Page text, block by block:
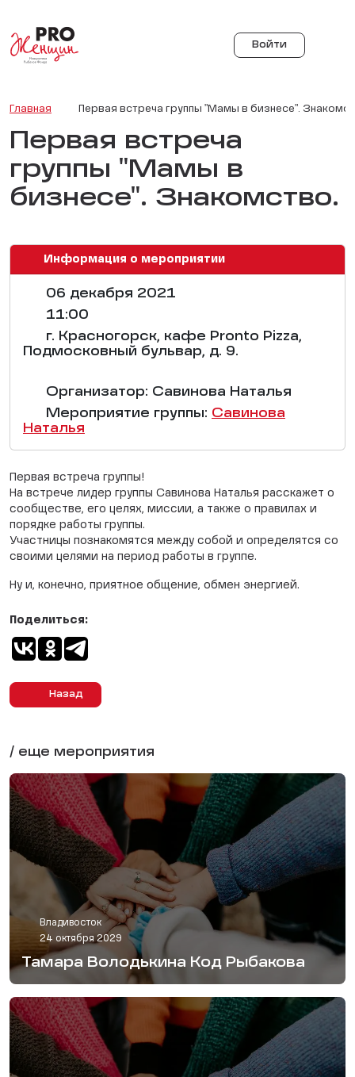
Войти
Главная Первая встреча группы "Мамы в бизнесе".
Первая встреча
группы "Мамы в
бизнесе". Знакомство.
Информация о мероприятии
06 декабря 2021
11:00
г. Красногорск, кафе Pronto Pizza,
Подмосковный бульвар, д. 9.
Организатор: Савинова Наталья
Мероприятие группы: Савинова
Наталья
Первая встреча группы!
На встрече лидер группы Савинова Наталья расскажет о
сообществе, его целях, миссии, а также о правилах и
порядке работы группы.
Участницы познакомятся между собой и определятся со
своими целями на период работы в группе.
Ну и, конечно, приятное общение, обмен энергией.
Назад
Поделиться:
/ еще мероприятия
Владивосток
24 октября 2029
Тамара Володькина Код Рыбакова